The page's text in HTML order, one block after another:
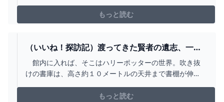
強化順は気にしなくてよい。もっと読む
（いいね！探訪記）渡ってきた賢者の遺志、一面
に モリソン書庫 東京都文京区：朝日新聞デジ
タル
館内に入れば、そこはハリーポッターの世界。吹き抜
けの書庫は、高さ約１０メートルの天井まで書棚が伸
され、味わい深い。東洋文庫ミュージアム（東京都文京
もっと読む